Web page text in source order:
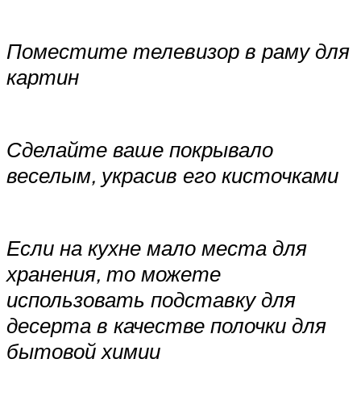
Поместите телевизор в раму для
картин
Сделайте ваше покрывало
веселым, украсив его кисточками
Если на кухне мало места для
хранения, то можете
использовать подставку для
десерта в качестве полочки для
бытовой химии